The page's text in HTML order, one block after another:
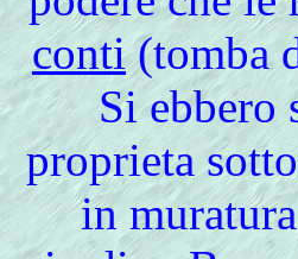
conti(tomba
Si ebbero
proprieta
in